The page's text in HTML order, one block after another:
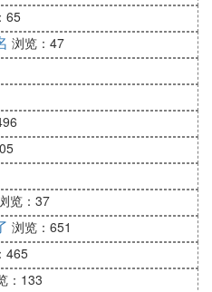
,电影都很清晰!你不妨试
些
下不成，但绝大多数还是
影的网站
很清晰的。我姐就全都
子也很多。不过要看的话
影可以下载
65
浏览：47
览：37
浏览：651
465
：133